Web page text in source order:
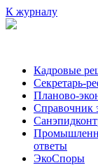
К журналу
Кадровые
Секретарь-
Планово-
Справочник
ответы
ЭкоСпоры